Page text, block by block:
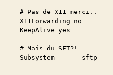
# Pas de X11 merci...
X11Forwarding no
KeepAlive yes
# Mais du SFTP!